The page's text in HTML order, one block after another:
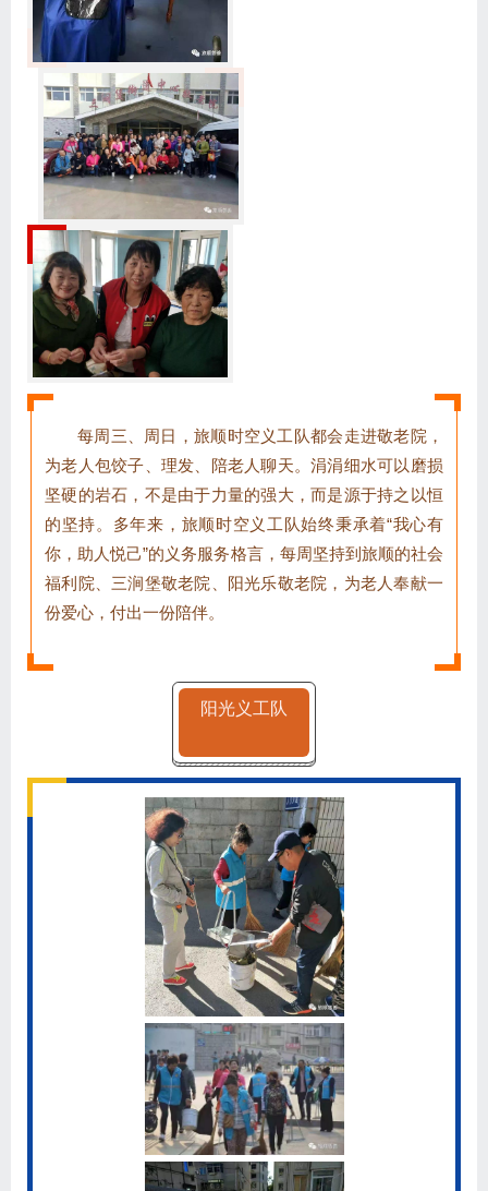
每周三、周日，旅顺时空义工队都会走进敬老院，
为老人包饺子、理发、陪老人聊天。涓涓细水可以磨损
坚硬的岩石，不是由于力量的强大，而是源于持之以恒
的坚持。多年来，旅顺时空义工队始终秉承着“我心有
你，助人悦己”的义务服务格言，每周坚持到旅顺的社会
福利院、三涧堡敬老院、阳光乐敬老院，为老人奉献一
份爱心，付出一份陪伴。
阳光义工队